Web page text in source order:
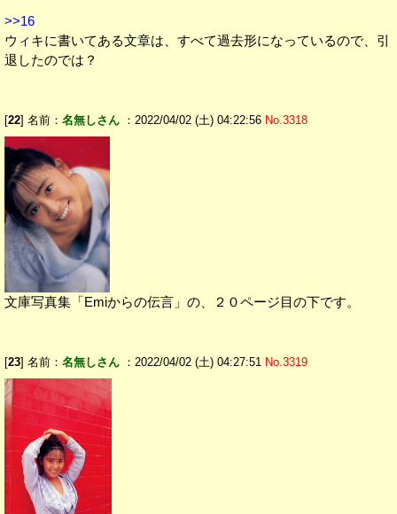
>>16
ウィキに書いてある文章は、すべて過去形になっているので、引
退したのでは？
[22] 名前： 名無しさん ：2022/04/02 (土) 04:22:56 No.3318
文庫写真集「Emiからの伝言」の、２０ページ目の下です。
[23] 名前： 名無しさん ：2022/04/02 (土) 04:27:51 No.3319